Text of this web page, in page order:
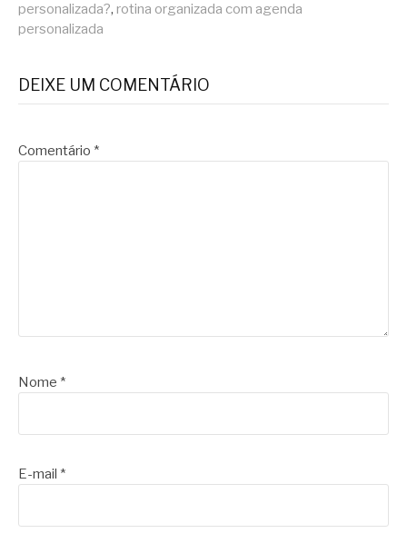
personalizada?, rotina organizada com agenda
personalizada
DEIXE UM COMENTÁRIO
Comentário *
Nome *
E-mail *